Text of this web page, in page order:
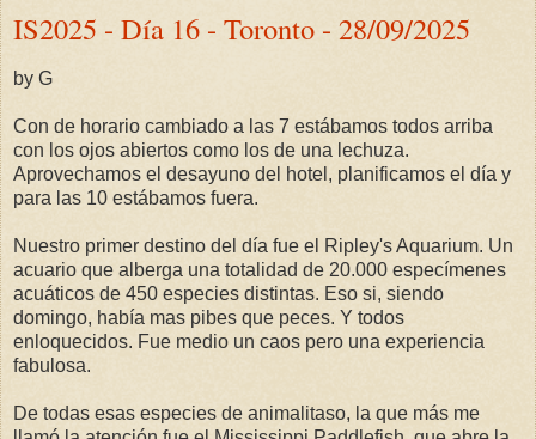
IS2025 - Día 16 - Toronto - 28/09/2025
by G
Con de horario cambiado a las 7 estábamos todos arriba
con los ojos abiertos como los de una lechuza.
Aprovechamos el desayuno del hotel, planificamos el día y
para las 10 estábamos fuera.
Nuestro primer destino del día fue el Ripley's Aquarium. Un
acuario que alberga una totalidad de 20.000 especímenes
acuáticos de 450 especies distintas. Eso si, siendo
domingo, había mas pibes que peces. Y todos
enloquecidos. Fue medio un caos pero una experiencia
fabulosa.
De todas esas especies de animalitaso, la que más me